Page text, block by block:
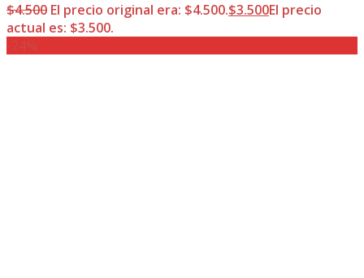
$4.500 El precio original era: $4.500.$3.500El precio
actual es: $3.500.